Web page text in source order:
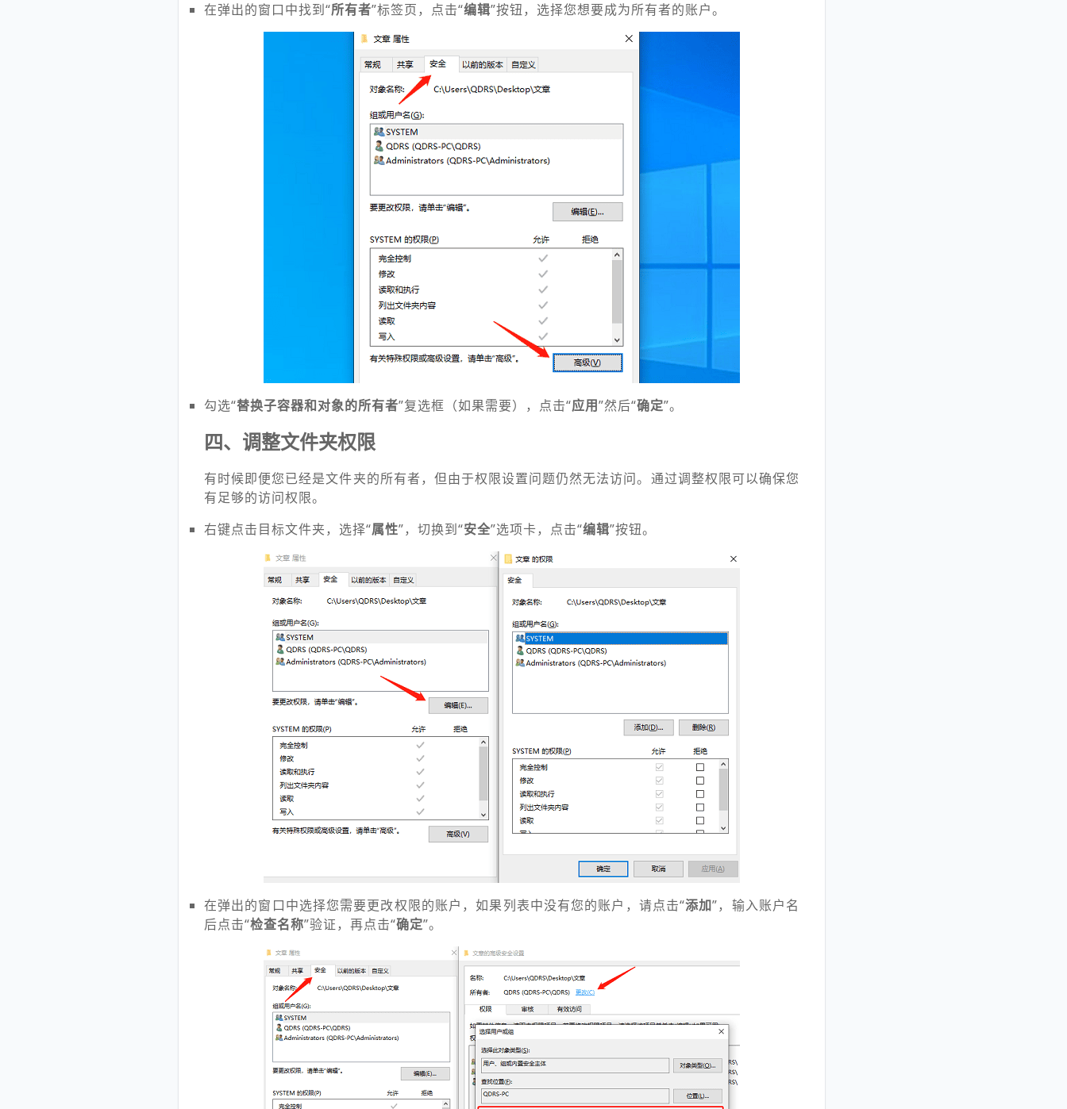
在弹出的窗口中找到“所有者”标签页，点击“编辑”按钮，选择您想要成为所有者的账户。
勾选“替换子容器和对象的所有者”复选框（如果需要），点击“应用”然后“确定”。
四、调整文件夹权限
有时候即便您已经是文件夹的所有者，但由于权限设置问题仍然无法访问。通过调整权限可以确保您
有足够的访问权限。
右键点击目标文件夹，选择“属性”，切换到“安全”选项卡，点击“编辑”按钮。
在弹出的窗口中选择您需要更改权限的账户，如果列表中没有您的账户，请点击“添加”，输入账户名
后点击“检查名称”验证，再点击“确定”。